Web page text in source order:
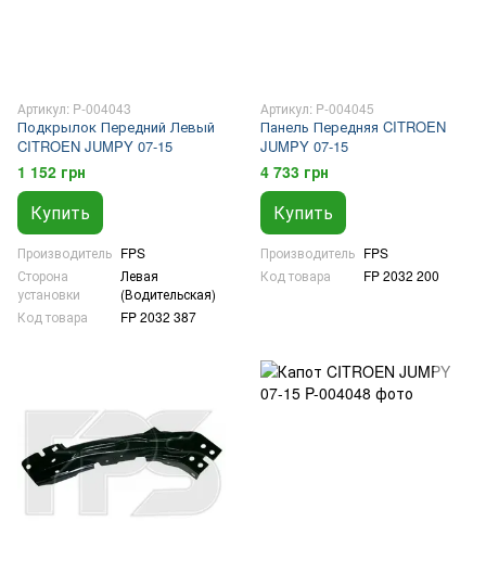
Артикул: P-004043
Подкрылок Передний Левый
CITROEN JUMPY 07-15
1 152 грн
Купить
Производитель FPS
Сторона
установки
Левая
(Водительская)
Код товара
FP 2032 387
Артикул: P-004045
Панель Передняя CITROEN
JUMPY 07-15
4 733 грн
Купить
Производитель FPS
Код товара
FP 2032 200